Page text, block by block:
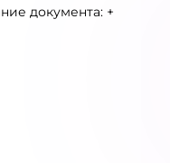
документа: +